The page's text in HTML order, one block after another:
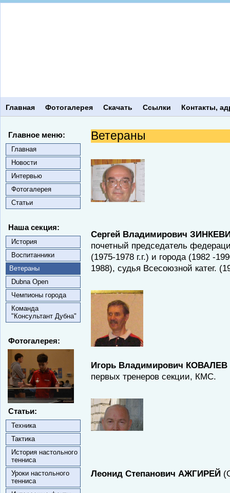
Главная Фотогалерея Скачать Ссылки Контакты,
Главное меню:
Главная
Новости
Интервью
Фотогалерея
Статьи
Наша секция:
История
Воспитанники
Ветераны
Dubna Open
Чемпионы города
Команда
"Консультант Дубна"
Фотогалерея:
Статьи:
Техника
Тактика
История настольного
тенниса
Уроки настольного
тенниса
Ветераны
Сергей Владимирович
почетный председатель
(1975-1978 г.г.) и города (1982 -
1988), судья Всесоюзной катег.
Игорь Владимирович КОВАЛЕВ
первых тренеров секции, КМС.
Леонид Степанович АЖГИРЕЙ